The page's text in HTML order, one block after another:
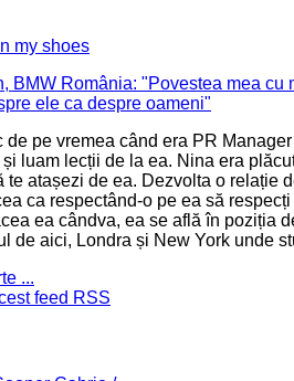
In my shoes
de pe vremea când era PR
luam lecții de la ea. Nina era
te atașezi de ea. Dezvolta o relație
ca respectând-o pe ea să
ea cândva, ea se află în poziția
de aici, Londra și New York unde
...
feed RSS